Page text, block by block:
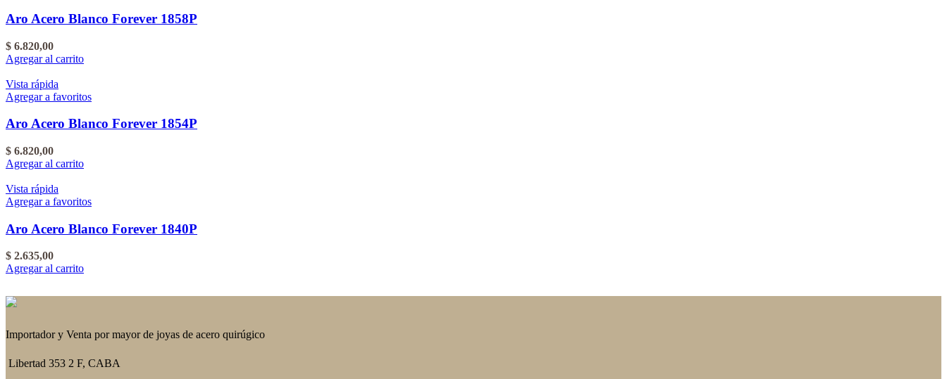
Aro Acero Blanco Forever 1858P
$ 6.820,00
Agregar al carrito
Vista rápida
Agregar a favoritos
Aro Acero Blanco Forever 1854P
$ 6.820,00
Agregar al carrito
Vista rápida
Agregar a favoritos
Aro Acero Blanco Forever 1840P
$ 2.635,00
Agregar al carrito
Importador y Venta por mayor de joyas de acero quirúgico
Libertad 353 2 F, CABA